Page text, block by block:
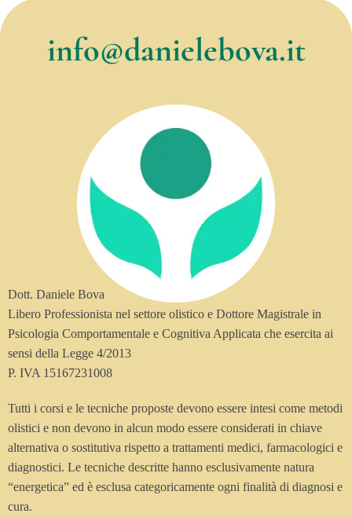
info@danielebova.it
Dott. Daniele Bova
Libero Professionista nel settore olistico e Dottore Magistrale in
Psicologia Comportamentale e Cognitiva Applicata che esercita ai
sensi della Legge 4/2013
P. IVA 15167231008
Tutti i corsi e le tecniche proposte devono essere intesi come metodi
olistici e non devono in alcun modo essere considerati in chiave
alternativa o sostitutiva rispetto a trattamenti medici, farmacologici e
diagnostici. Le tecniche descritte hanno esclusivamente natura
“energetica” ed è esclusa categoricamente ogni finalità di diagnosi e
cura.